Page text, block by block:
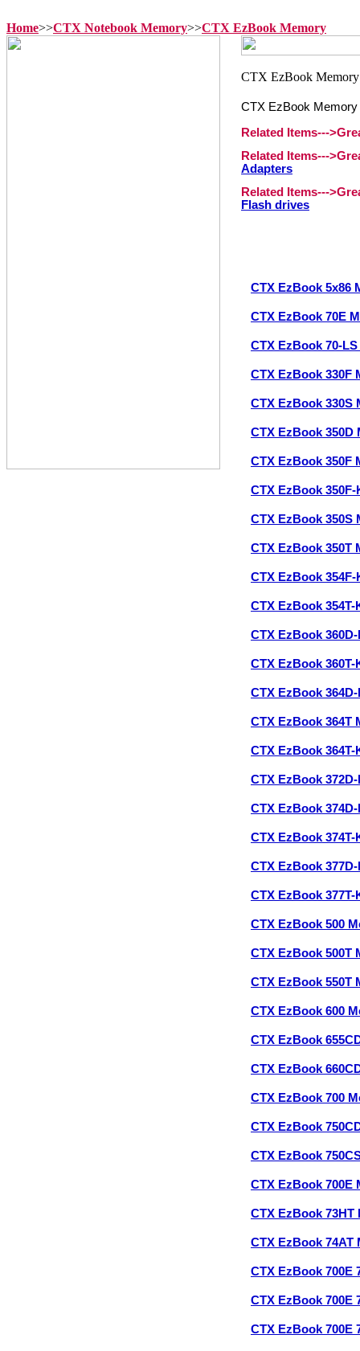
Home>>CTX Notebook Memory>>CTX EzBook Memory
CTX EzBook Memory
Related Items---
Related Items---
Adapters
Related Items---
Flash drives
CTX EzBook 5x86
CTX EzBook 70E
CTX EzBook 70-
CTX EzBook 330F
CTX EzBook 330S
CTX EzBook 350D
CTX EzBook 350F
CTX EzBook
CTX EzBook 350S
CTX EzBook 350T
CTX EzBook
CTX EzBook
CTX EzBook
CTX EzBook
CTX EzBook
CTX EzBook 364T
CTX EzBook
CTX EzBook
CTX EzBook
CTX EzBook
CTX EzBook
CTX EzBook
CTX EzBook 500
CTX EzBook 500T
CTX EzBook 550T
CTX EzBook 600
CTX EzBook
CTX EzBook
CTX EzBook 700
CTX EzBook
CTX EzBook
CTX EzBook 700E
CTX EzBook 73HT
CTX EzBook 74AT
CTX EzBook 700E
CTX EzBook 700E
CTX EzBook 700E